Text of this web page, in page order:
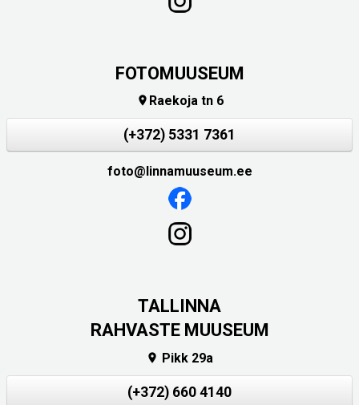
FOTOMUUSEUM
 Raekoja tn 6
(+372) 5331 7361
foto@linnamuuseum.ee
TALLINNA
RAHVASTE MUUSEUM
 Pikk 29a
(+372) 660 4140